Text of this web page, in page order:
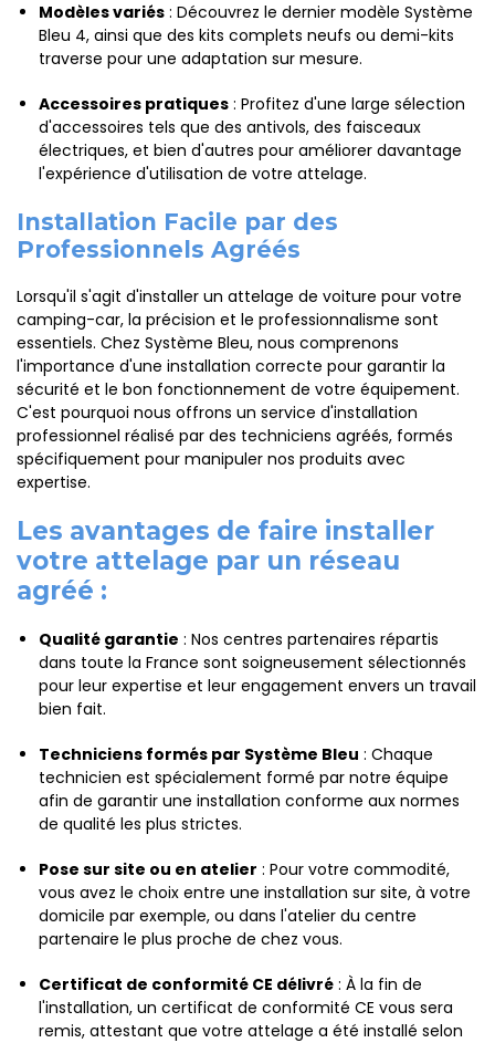
Modèles variés : Découvrez le dernier modèle Système
Bleu 4, ainsi que des kits complets neufs ou demi-kits
traverse pour une adaptation sur mesure.
Accessoires pratiques : Profitez d'une large sélection
d'accessoires tels que des antivols, des faisceaux
électriques, et bien d'autres pour améliorer davantage
l'expérience d'utilisation de votre attelage.
Installation Facile par des
Professionnels Agréés
Lorsqu'il s'agit d'installer un attelage de voiture pour votre
camping-car, la précision et le professionnalisme sont
essentiels. Chez Système Bleu, nous comprenons
l'importance d'une installation correcte pour garantir la
sécurité et le bon fonctionnement de votre équipement.
C'est pourquoi nous offrons un service d'installation
professionnel réalisé par des techniciens agréés, formés
spécifiquement pour manipuler nos produits avec
expertise.
Les avantages de faire installer
votre attelage par un réseau
agréé :
Qualité garantie : Nos centres partenaires répartis
dans toute la France sont soigneusement sélectionnés
pour leur expertise et leur engagement envers un travail
bien fait.
Techniciens formés par Système Bleu : Chaque
technicien est spécialement formé par notre équipe
afin de garantir une installation conforme aux normes
de qualité les plus strictes.
Pose sur site ou en atelier : Pour votre commodité,
vous avez le choix entre une installation sur site, à votre
domicile par exemple, ou dans l'atelier du centre
partenaire le plus proche de chez vous.
Certificat de conformité CE délivré : À la fin de
l'installation, un certificat de conformité CE vous sera
remis, attestant que votre attelage a été installé selon